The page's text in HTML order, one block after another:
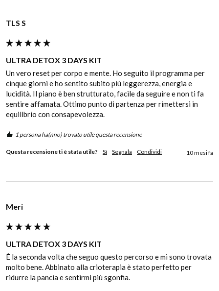
TLS S
ULTRA DETOX 3 DAYS KIT
Un vero reset per corpo e mente. Ho seguito il programma per
cinque giorni e ho sentito subito più leggerezza, energia e
lucidità. Il piano è ben strutturato, facile da seguire e non ti fa
sentire affamata. Ottimo punto di partenza per rimettersi in
equilibrio con consapevolezza.
1 persona ha(nno) trovato utile questa recensione
Questa recensione ti è stata utile? Sì Segnala Condividi 10 mesi fa
Meri
ULTRA DETOX 3 DAYS KIT
È la seconda volta che seguo questo percorso e mi sono trovata
molto bene. Abbinato alla crioterapia è stato perfetto per
ridurre la pancia e sentirmi più sgonfia.